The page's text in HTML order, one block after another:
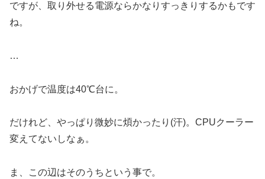
ですが、取り外せる電源ならかなりすっきりするかもです
ね。
…
おかげで温度は40℃台に。
だけれど、やっぱり微妙に煩かったり(汗)。CPUクーラー
変えてないしなぁ。
ま、この辺はそのうちという事で。